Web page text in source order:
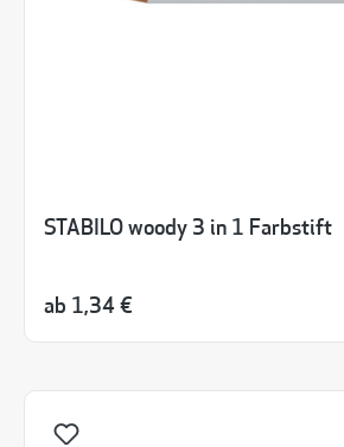
STABILO woody 3 in 1 Farbstift
ab 1,34 €